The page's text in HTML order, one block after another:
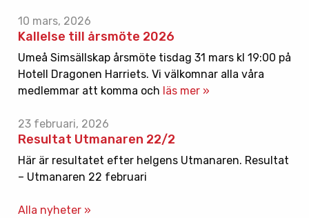
10 mars, 2026
Kallelse till årsmöte 2026
Umeå Simsällskap årsmöte tisdag 31 mars kl 19:00 på
Hotell Dragonen Harriets. Vi välkomnar alla våra
medlemmar att komma och läs mer »
23 februari, 2026
Resultat Utmanaren 22/2
Här är resultatet efter helgens Utmanaren. Resultat
– Utmanaren 22 februari
Alla nyheter »